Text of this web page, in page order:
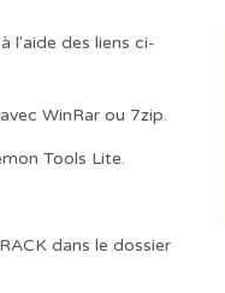
l'aide des liens ci-
WinRar ou 7zip.
Tools Lite.
dans le dossier